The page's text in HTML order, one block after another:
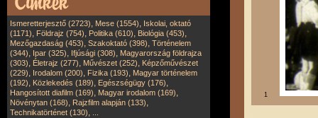
Ismeretterjesztő (2723), Mese (1554), Iskolai, oktató
(1171), Földrajz (754), Politika (610), Biológia (453),
Mezőgazdaság (453), Szakoktató (398), Történelem
(344), Ipar (325), Ifjúsági (308), Magyarország földrajza
(303), Életrajz (277), Művészet (252), Képzőművészet
(229), Irodalom (200), Fizika (193), Magyar történelem
(192), Közlekedés (189), Egészségügy (176),
Hangosított diafilm (169), Magyar irodalom (169),
Növénytan (168), Rajzfilm alapján (133),
Technikatörténet (130),
1